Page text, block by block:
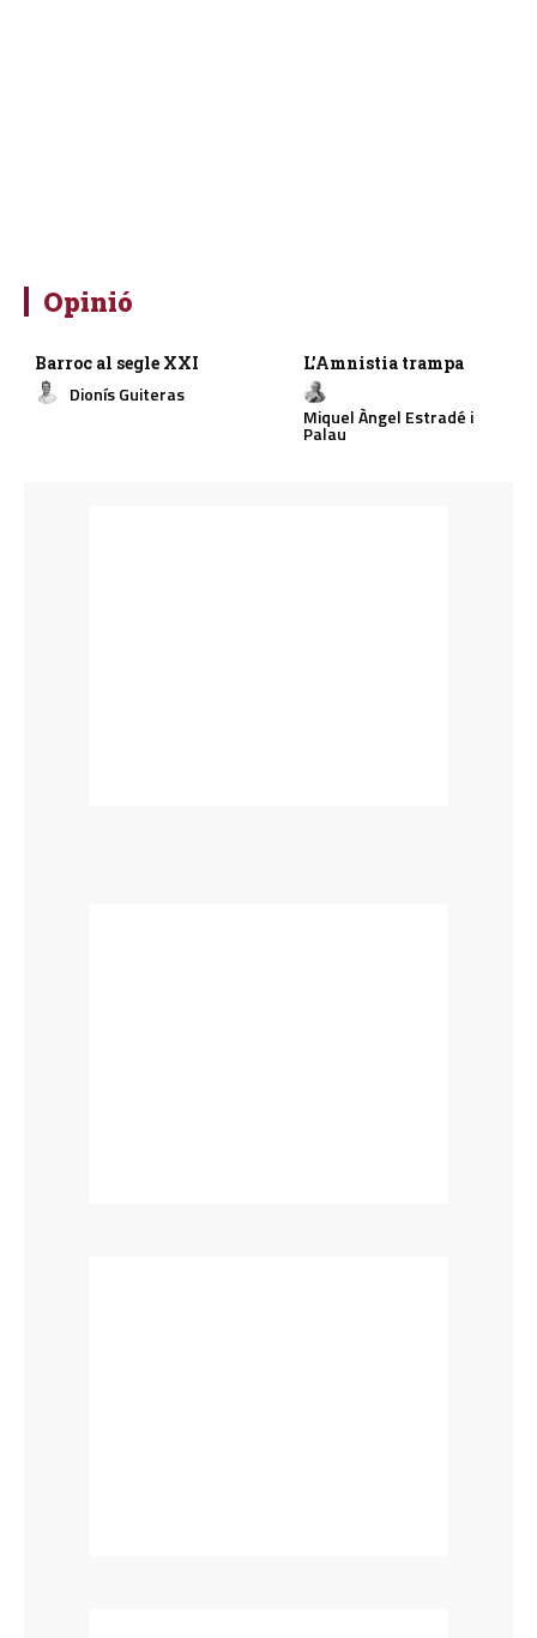
Opinió
Barroc al segle XXI
Dionís Guiteras
L’Amnistia trampa
Miquel Àngel Estradé i
Palau